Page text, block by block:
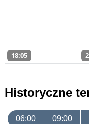
18:05
Historyczne
06:00 09:00